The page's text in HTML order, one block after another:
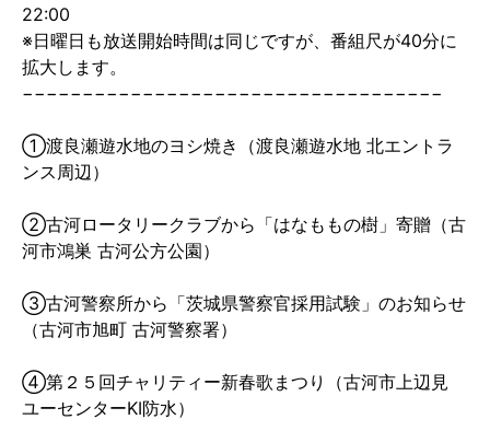
22:00
※日曜日も放送開始時間は同じですが、番組尺が40分に
拡大します。
−−−−−−−−−−−−−−−−−−−−−−−−−−−−−−−−−−−
①渡良瀬遊水地のヨシ焼き（渡良瀬遊水地 北エントラ
ンス周辺）
②古河ロータリークラブから「はなももの樹」寄贈（古
河市鴻巣 古河公方公園）
③古河警察所から「茨城県警察官採用試験」のお知らせ
（古河市旭町 古河警察署）
④第２５回チャリティー新春歌まつり（古河市上辺見
ユーセンターKI防水）